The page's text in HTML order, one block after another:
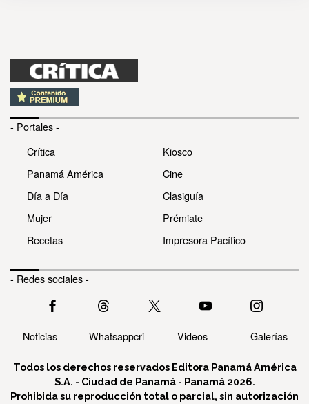
- Portales -
Crítica
Panamá América
Día a Día
Mujer
Recetas
Kiosco
Cine
Clasiguía
Prémiate
Impresora Pacífico
- Redes sociales -
Noticias Whatsappcri Videos Galerías
Todos los derechos reservados Editora Panamá América
S.A. - Ciudad de Panamá - Panamá 2026.
Prohibida su reproducción total o parcial, sin autorización